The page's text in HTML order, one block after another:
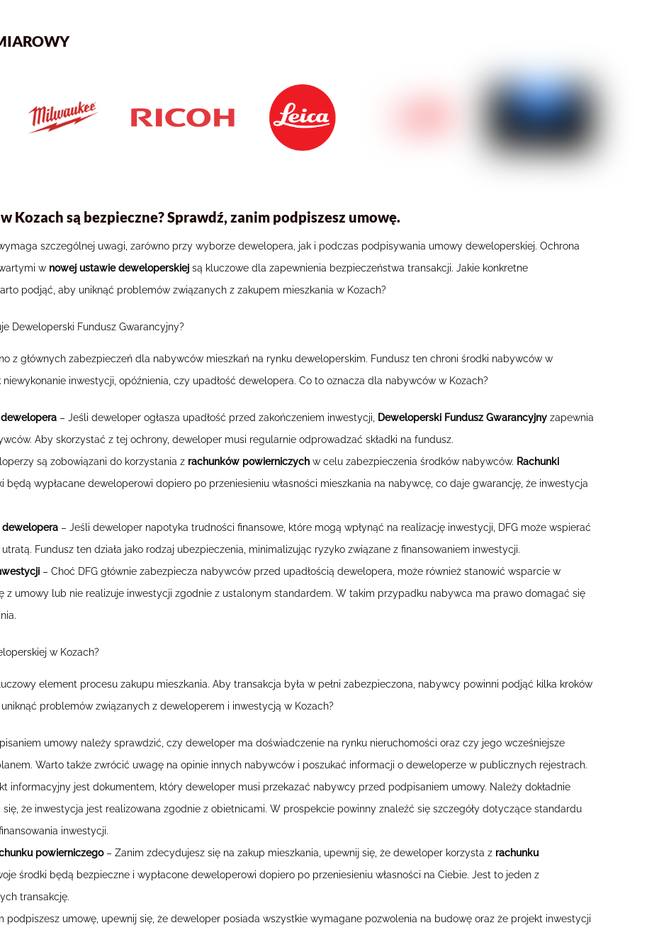
Kozach są bezpieczne? Sprawdź, zanim podpiszesz umowę.
szczególnej uwagi, zarówno przy wyborze dewelopera, jak i podczas podpisywania umowy deweloperskiej. Ochrona
w nowej ustawie deweloperskiej są kluczowe dla zapewnienia bezpieczeństwa transakcji. Jakie konkretne
podjąć, aby uniknąć problemów związanych z zakupem mieszkania w Kozach?
Deweloperski Fundusz Gwarancyjny?
z głównych zabezpieczeń dla nabywców mieszkań na rynku deweloperskim. Fundusz ten chroni środki nabywców w
inwestycji, opóźnienia, czy upadłość dewelopera. Co to oznacza dla nabywców w Kozach?
– Jeśli deweloper ogłasza upadłość przed zakończeniem inwestycji, Deweloperski Fundusz Gwarancyjny zapewnia
Aby skorzystać z tej ochrony, deweloper musi regularnie odprowadzać składki na fundusz.
są zobowiązani do korzystania z rachunków powierniczych w celu zabezpieczenia środków nabywców. Rachunki
będą wypłacane deweloperowi dopiero po przeniesieniu własności mieszkania na nabywcę, co daje gwarancję, że inwestycja
dewelopera – Jeśli deweloper napotyka trudności finansowe, które mogą wpłynąć na realizację inwestycji, DFG może wspierać
Fundusz ten działa jako rodzaj ubezpieczenia, minimalizując ryzyko związane z finansowaniem inwestycji.
– Choć DFG głównie zabezpiecza nabywców przed upadłością dewelopera, może również stanowić wsparcie w
z umowy lub nie realizuje inwestycji zgodnie z ustalonym standardem. W takim przypadku nabywca ma prawo domagać się
w Kozach?
element procesu zakupu mieszkania. Aby transakcja była w pełni zabezpieczona, nabywcy powinni podjąć kilka kroków
problemów związanych z deweloperem i inwestycją w Kozach?
umowy należy sprawdzić, czy deweloper ma doświadczenie na rynku nieruchomości oraz czy jego wcześniejsze
Warto także zwrócić uwagę na opinie innych nabywców i poszukać informacji o deweloperze w publicznych rejestrach.
informacyjny jest dokumentem, który deweloper musi przekazać nabywcy przed podpisaniem umowy. Należy dokładnie
że inwestycja jest realizowana zgodnie z obietnicami. W prospekcie powinny znaleźć się szczegóły dotyczące standardu
inwestycji.
powierniczego– Zanim zdecydujesz się na zakup mieszkania, upewnij się, że deweloper korzysta z rachunku
środki będą bezpieczne i wypłacone deweloperowi dopiero po przeniesieniu własności na Ciebie. Jest to jeden z
transakcję.
podpiszesz umowę, upewnij się, że deweloper posiada wszystkie wymagane pozwolenia na budowę oraz że projekt inwestycji